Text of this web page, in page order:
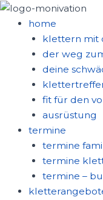
zum
inhalt
springen
home
klettern mit
der weg
deine
fit für den
ausrüstung
termine
termine
termine
termine –